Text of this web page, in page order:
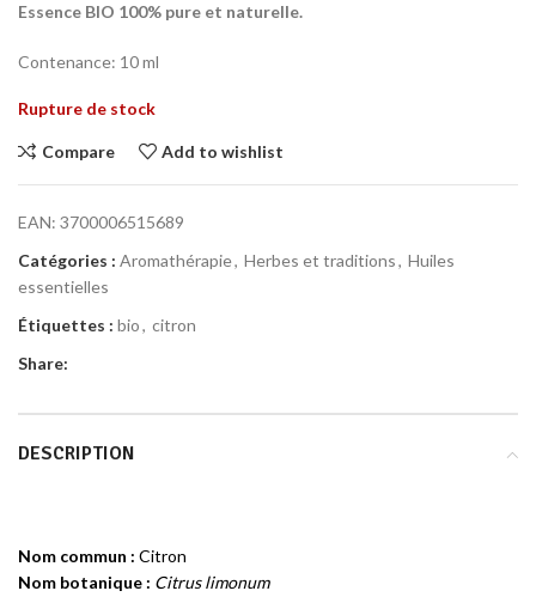
Essence BIO 100% pure et naturelle.
Contenance: 10 ml
Rupture de stock
Compare Add to wishlist
EAN: 3700006515689
Catégories : Aromathérapie, Herbes et traditions, Huiles
essentielles
Étiquettes : bio, citron
Share:
DESCRIPTION
Nom commun : Citron
Nom botanique : Citrus limonum